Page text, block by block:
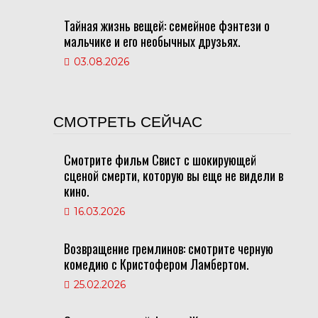
Тайная жизнь вещей: семейное фэнтези о
мальчике и его необычных друзьях.
03.08.2026
СМОТРЕТЬ СЕЙЧАС
Смотрите фильм Свист с шокирующей
сценой смерти, которую вы еще не видели в
кино.
16.03.2026
Возвращение гремлинов: смотрите черную
комедию с Кристофером Ламбертом.
25.02.2026